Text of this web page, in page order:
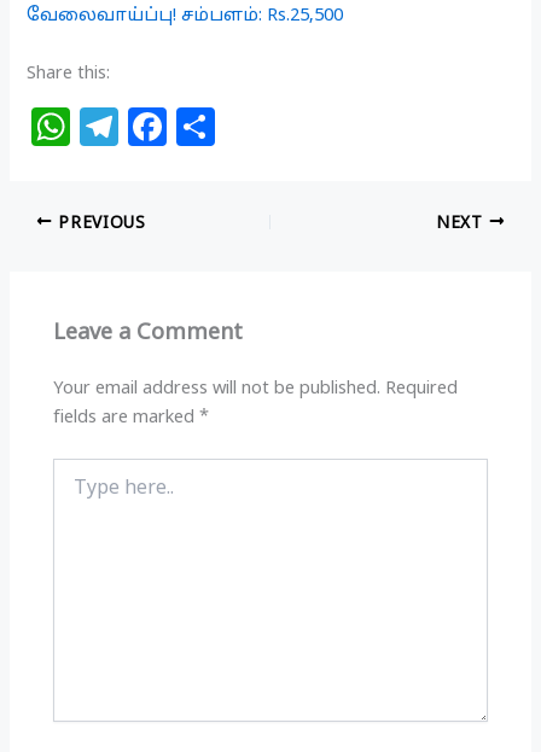
வேலைவாய்ப்பு! சம்பளம்: Rs.25,500
Share this:
W
at
s
p
T
e
g
m
F
o
k
PREVIOUS NEXT
Leave a Comment
Your email address will not be published. Required
fields are marked*
here..